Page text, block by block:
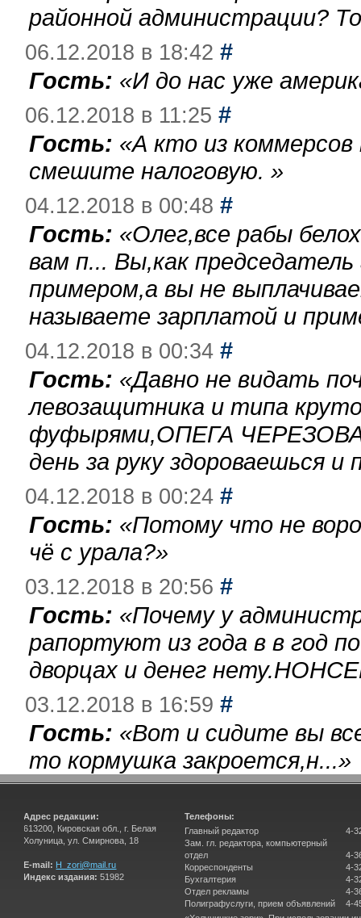
районной администрации?
06.12.2018 в 18:42 #
Гость: «И до нас уже
06.12.2018 в 11:25 #
Гость: «А кто из
смешите налоговую. »
04.12.2018 в 00:48 #
Гость: «Олег,все рабы
вам п... Вы,как
примером,а вы не
называете зарплатой и
04.12.2018 в 00:34 #
Гость: «Давно не видать
левозащитника и типа
фуфырями,ОПЕГА
день за руку здороваешься
04.12.2018 в 00:24 #
Гость: «Потому что не
чё с урала?»
03.12.2018 в 20:56 #
Гость: «Почему у
рапортуют из года в в год
дворцах и денег
03.12.2018 в 16:59 #
Гость: «Вот и сидите вы
то кормушка закроется,н...»
Адрес редакции:
613200, Кировская обл., г. Белая
Холуница, ул. Смирнова, 18
E-mail: H_zori@mail.ru
Индекс издания: 51982
Телефоны:
Главный редактор
Зам. гл. редактора, компьютерный
отдел
Корреспонденты
Бухгалтерия
Отдел рекламы
Полиграфуслуги, прием объявлений
4-
4-
4-
4-
4-
4-